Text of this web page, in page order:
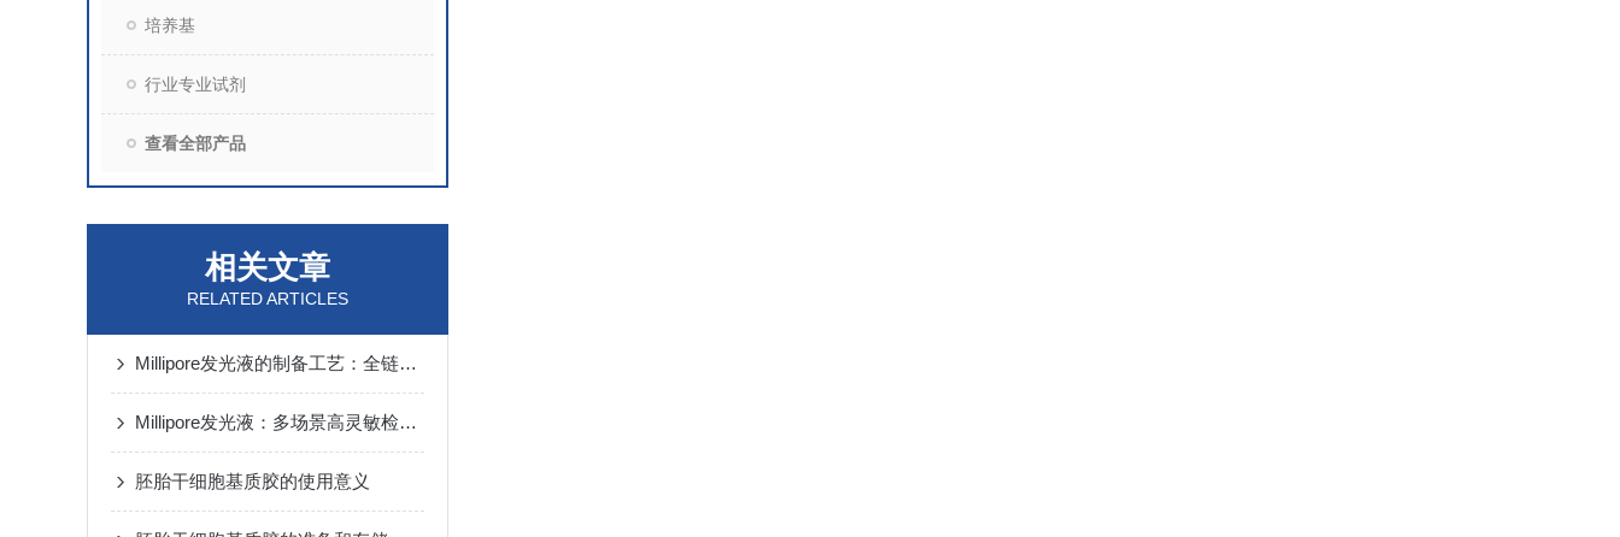
培养基
行业专业试剂
查看全部产品
相关文章
RELATED ARTICLES
Millipore发光液的制备工艺：全链路质控保障检测性能稳定
Millipore发光液：多场景高灵敏检测的核心试剂支撑
胚胎干细胞基质胶的使用意义